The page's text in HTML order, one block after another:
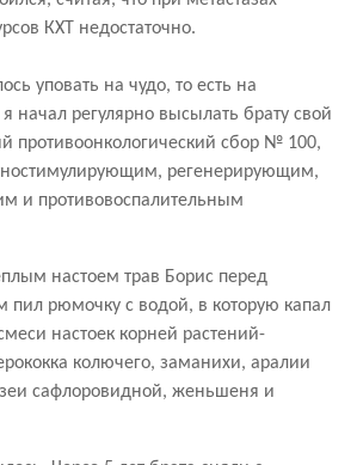
КХТ недостаточно.
уповать на чудо, то есть на
начал регулярно высылать брату свой
противоонкологический сбор № 100,
регенерирующим,
и противовоспалительным
настоем трав Борис перед
пил рюмочку с водой, в которую капал
настоек корней растений-
колючего, заманихи, аралии
сафлоровидной, женьшеня и